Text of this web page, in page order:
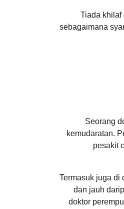
Tiada khilaf
sebagaimana
Seorang
kemudaratan.
pesakit
Termasuk juga di
dan jauh
doktor